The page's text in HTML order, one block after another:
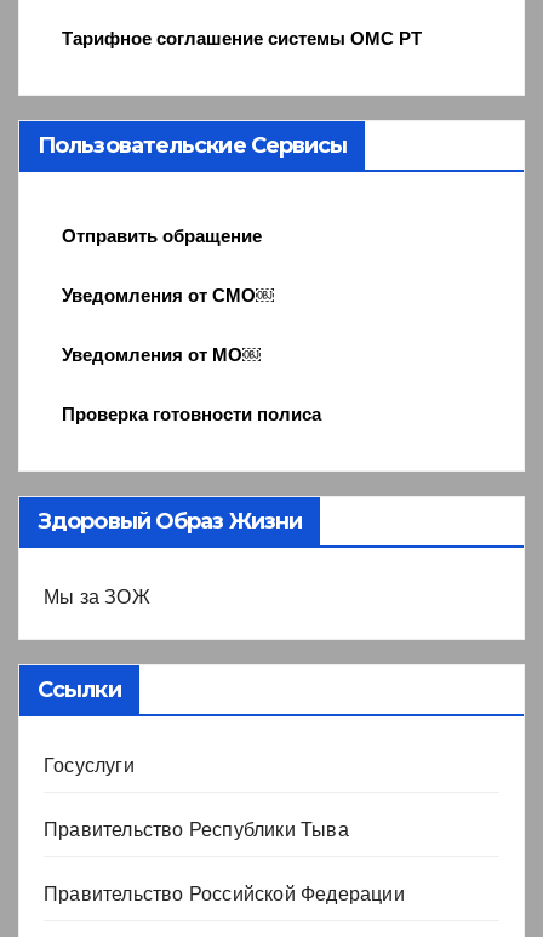
Тарифное соглашение системы ОМС РТ
Пользовательские Сервисы
Отправить обращение
Уведомления от СМО￼
Уведомления от МО￼
Проверка готовности полиса
Здоровый Образ Жизни
Мы за ЗОЖ
Ссылки
Госуслуги
Правительство Республики Тыва
Правительство Российской Федерации